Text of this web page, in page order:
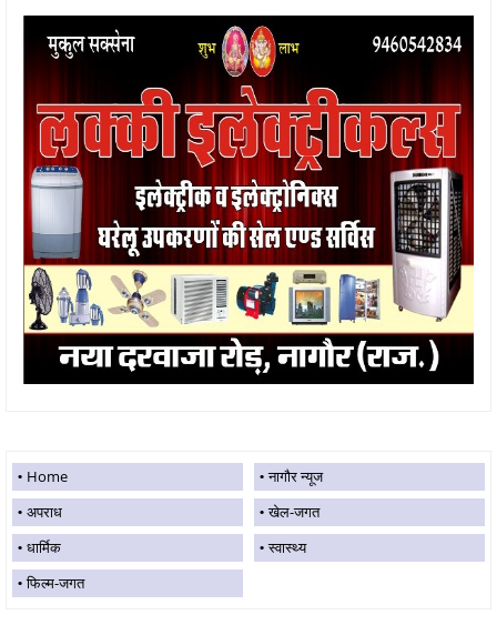
Home
नागौर न्यूज
अपराध
खेल-जगत
धार्मिक
स्वास्थ्य
फिल्म-जगत